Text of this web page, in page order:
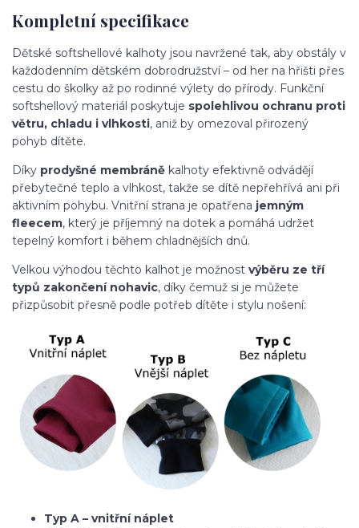
Kompletní specifikace
Dětské softshellové kalhoty jsou navržené tak, aby obstály v
každodenním dětském dobrodružství – od her na hřišti přes
cestu do školky až po rodinné výlety do přírody. Funkční
softshellový materiál poskytuje spolehlivou ochranu proti
větru, chladu i vlhkosti, aniž by omezoval přirozený
pohyb dítěte.
Díky prodyšné membráně kalhoty efektivně odvádějí
přebytečné teplo a vlhkost, takže se dítě nepřehřívá ani při
aktivním pohybu. Vnitřní strana je opatřena jemným
fleecem, který je příjemný na dotek a pomáhá udržet
tepelný komfort i během chladnějších dnů.
Velkou výhodou těchto kalhot je možnost výběru ze tří
typů zakončení nohavic, díky čemuž si je můžete
přizpůsobit přesně podle potřeb dítěte i stylu nošení:
Typ A – vnitřní náplet